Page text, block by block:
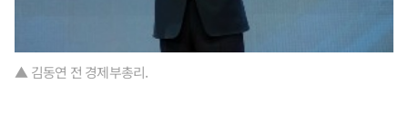
▲ 김동연 전 경제부총리.